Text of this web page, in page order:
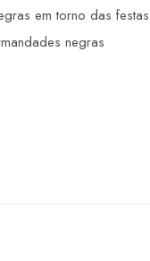
em torno das festas
negras